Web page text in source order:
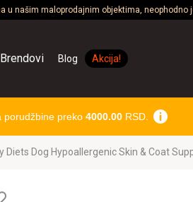
našim maloprodajnim objektima,
Brendovi Blog Akcija!
porudžbine preko 4000.00RSD.
Diets Dog Hypoallergenic Skin & Coat